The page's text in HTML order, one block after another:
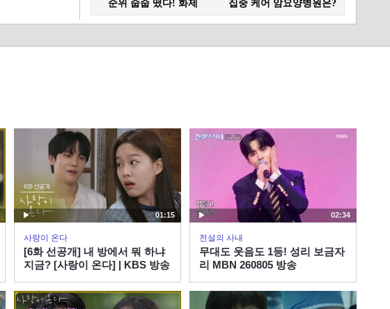
01:15
사랑이 온다
[6화 선공개] 내 방에서 뭐 하냐
지금? [사랑이 온다] | KBS 방송
02:34
전설의 사내
무대도 웃음도 1등! 성리 보금자
리 MBN 260805 방송